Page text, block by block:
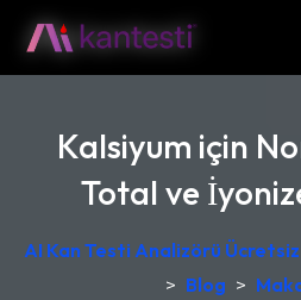
Kalsiyum için
Total ve
AI Kan Testi Analizörü
> Blog >